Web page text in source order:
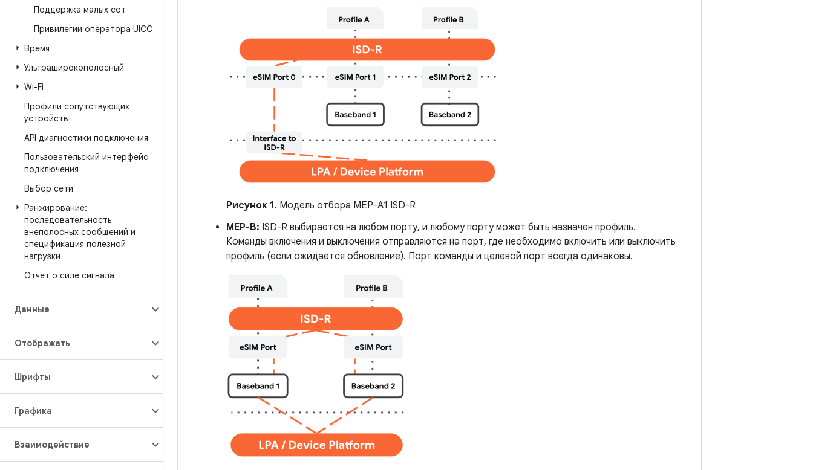
Поддержка малых сот
Привилегии оператора UICC
Время
Ультраширокополосный
Wi-Fi
Профили сопутствующих
устройств
API диагностики подключения
Пользовательский интерфейс
подключения
Выбор сети
Ранжирование:
последовательность
внеполосных сообщений и
спецификация полезной
нагрузки
Отчет о силе сигнала
Данные
Отображать
Шрифты
Графика
Взаимодействие
Рисунок 1. Модель отбора MEP-A1 ISD-R
MEP-B: ISD-R выбирается на любом порту, и любому порту может быть назначен профиль.
Команды включения и выключения отправляются на порт, где необходимо включить или выключить
профиль (если ожидается обновление). Порт команды и целевой порт всегда одинаковы.